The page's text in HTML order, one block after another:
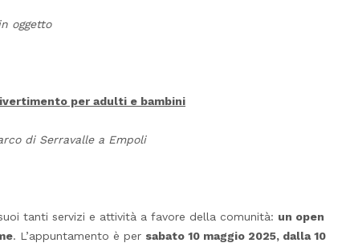
oggetto
per adulti e bambini
di Serravalle a Empoli
tanti servizi e attività a favore della comunità: un open
. L’appuntamento è per sabato 10 maggio 2025, dalla 10